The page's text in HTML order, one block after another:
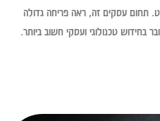
תחום עסקים זה, ראה פריחה גדולה
בחידוש טכנולוגי ועסקי חשוב ביותר.